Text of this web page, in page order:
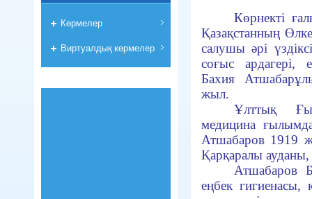
Көрнекті
Қазақстанның
салушы әрі
соғыс ардагері,
Бахия
жыл.
Ұлттық
медицина
Атшабаров 1919
Қарқаралы ауданы,
Атшабаров
еңбек гигиенасы,
Көрмелер
Виртуалдық көрмелер